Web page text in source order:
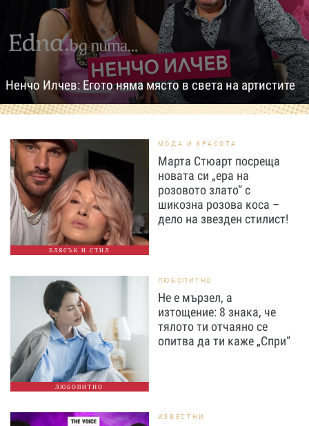
Ненчо Илчев: Егото няма място в света на артистите
БЛЯСЪК И СТИЛ
МОДА И КРАСОТА
Марта Стюарт посреща
новата си „ера на
розовото злато“ с
шикозна розова коса –
дело на звезден стилист!
ЛЮБОПИТНО
ЛЮБОПИТНО
Не е мързел, а
изтощение: 8 знака, че
тялото ти отчаяно се
опитва да ти каже „Спри“
ИЗВЕСТНИ